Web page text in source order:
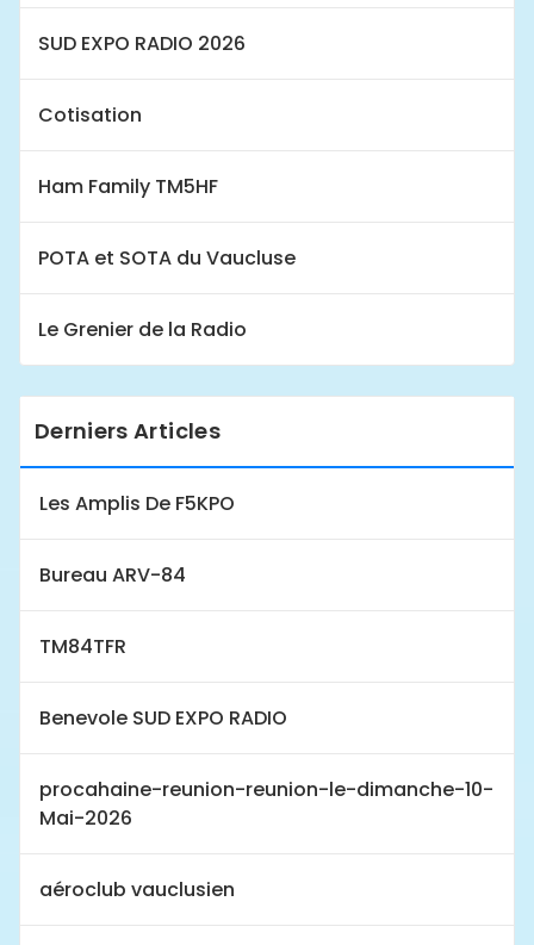
SUD EXPO RADIO 2026
Cotisation
Ham Family TM5HF
POTA et SOTA du Vaucluse
Le Grenier de la Radio
Derniers Articles
Les Amplis De F5KPO
Bureau ARV-84
TM84TFR
Benevole SUD EXPO RADIO
procahaine-reunion-reunion-le-dimanche-10-
Mai-2026
aéroclub vauclusien